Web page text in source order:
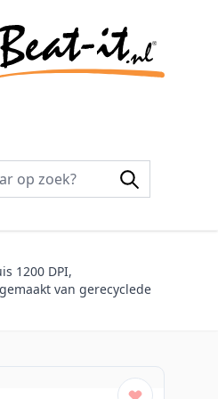
1200 DPI,
van gerecyclede